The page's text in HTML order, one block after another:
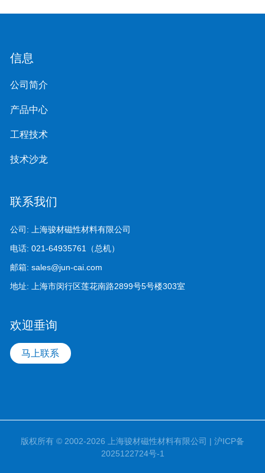
信息
公司简介
产品中心
工程技术
技术沙龙
联系我们
公司:
上海骏材磁性材料有限公司
电话:021-64935761（总机）
邮箱:sales@jun-cai.com
地址:
上海市闵行区莲花南路2899号5号楼303室
欢迎垂询
马上联系
版权所有 © 2002-2026 上海骏材磁性材料有限公司 | 沪ICP备
2025122724号-1